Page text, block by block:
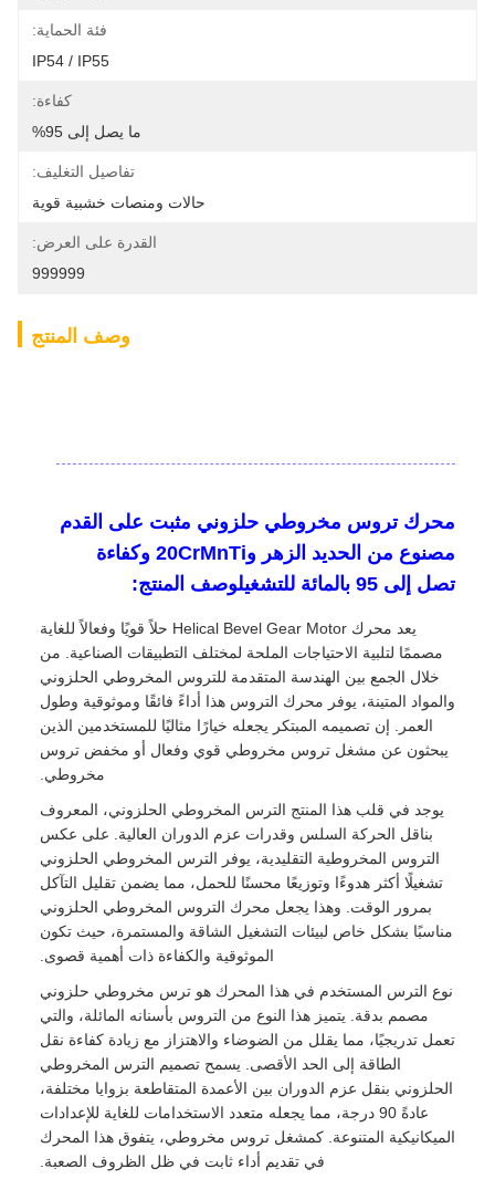
فئة الحماية:
IP54 / IP55
كفاءة:
ما يصل إلى 95%
تفاصيل التغليف:
حالات ومنصات خشبية قوية
القدرة على العرض:
999999
وصف المنتج
محرك تروس مخروطي حلزوني مثبت على القدم
مصنوع من الحديد الزهر و20CrMnTi وكفاءة
تصل إلى 95 بالمائة للتشغيلوصف المنتج:
يعد محرك Helical Bevel Gear Motor حلاً قويًا وفعالاً للغاية
مصممًا لتلبية الاحتياجات الملحة لمختلف التطبيقات الصناعية. من
خلال الجمع بين الهندسة المتقدمة للتروس المخروطي الحلزوني
والمواد المتينة، يوفر محرك التروس هذا أداءً فائقًا وموثوقية وطول
العمر. إن تصميمه المبتكر يجعله خيارًا مثاليًا للمستخدمين الذين
يبحثون عن مشغل تروس مخروطي قوي وفعال أو مخفض تروس
مخروطي.
يوجد في قلب هذا المنتج الترس المخروطي الحلزوني، المعروف
بناقل الحركة السلس وقدرات عزم الدوران العالية. على عكس
التروس المخروطية التقليدية، يوفر الترس المخروطي الحلزوني
تشغيلًا أكثر هدوءًا وتوزيعًا محسنًا للحمل، مما يضمن تقليل التآكل
بمرور الوقت. وهذا يجعل محرك التروس المخروطي الحلزوني
مناسبًا بشكل خاص لبيئات التشغيل الشاقة والمستمرة، حيث تكون
الموثوقية والكفاءة ذات أهمية قصوى.
نوع الترس المستخدم في هذا المحرك هو ترس مخروطي حلزوني
مصمم بدقة. يتميز هذا النوع من التروس بأسنانه المائلة، والتي
تعمل تدريجيًا، مما يقلل من الضوضاء والاهتزاز مع زيادة كفاءة نقل
الطاقة إلى الحد الأقصى. يسمح تصميم الترس المخروطي
الحلزوني بنقل عزم الدوران بين الأعمدة المتقاطعة بزوايا مختلفة،
عادةً 90 درجة، مما يجعله متعدد الاستخدامات للغاية للإعدادات
الميكانيكية المتنوعة. كمشغل تروس مخروطي، يتفوق هذا المحرك
في تقديم أداء ثابت في ظل الظروف الصعبة.